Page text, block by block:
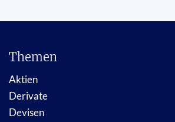
Themen
Aktien
Derivate
Devisen